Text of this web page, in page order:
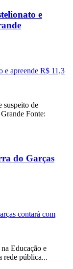
e
suspeito de
Fonte:
do Garças
Educação e
rede pública...